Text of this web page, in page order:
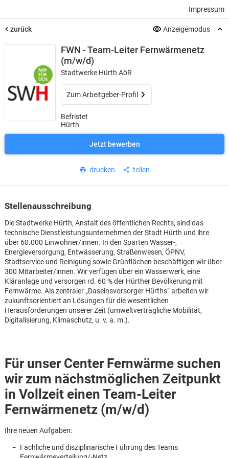
Impressum
zurück Anzeigemodus
FWN - Team-Leiter Fernwärmenetz
(m/w/d)
Stadtwerke Hürth AöR
Zum Arbeitgeber-Profil
Befristet
Hürth
Jetzt bewerben
drucken teilen
Stellenausschreibung
Die Stadtwerke Hürth, Anstalt des öffentlichen Rechts, sind das
technische Dienstleistungsunternehmen der Stadt Hürth und ihre
über 60.000 Einwohner/innen. In den Sparten Wasser-,
Energieversorgung, Entwässerung, Straßenwesen, ÖPNV,
Stadtservice und Reinigung sowie Grünflächen beschäftigen wir über
300 Mitarbeiter/innen. Wir verfügen über ein Wasserwerk, eine
Kläranlage und versorgen rd. 60 % der Hürther Bevölkerung mit
Fernwärme. Als zentraler „Daseinsvorsorger Hürths“ arbeiten wir
zukunftsorientiert an Lösungen für die wesentlichen
Herausforderungen unserer Zeit (umweltverträgliche Mobilität,
Digitalisierung, Klimaschutz, u. v. a. m.).
Für unser Center Fernwärme suchen
wir zum nächstmöglichen Zeitpunkt
in Vollzeit einen Team-Leiter
Fernwärmenetz (m/w/d)
Ihre neuen Aufgaben:
Fachliche und disziplinarische Führung des Teams